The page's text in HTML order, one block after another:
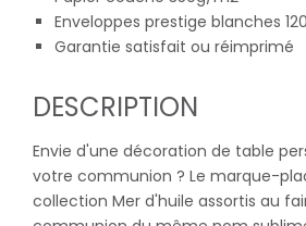
Enveloppes prestige blanches
Garantie satisfait ou réimprimé
DESCRIPTION
Envie d'une décoration de table
votre communion ? Le marque-
collection Mer d'huile assortis au